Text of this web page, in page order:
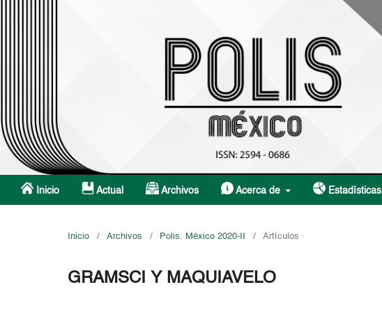
Inicio Actual Archivos Acerca de Estadísticas
Inicio / Archivos / Polis. México 2020-II / Artículos
GRAMSCI Y MAQUIAVELO